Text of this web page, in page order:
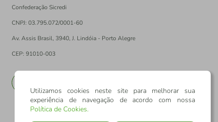
Confederação Sicredi
CNPJ: 03.795.072/0001-60
Av. Assis Brasil, 3940, J. Lindóia - Porto Alegre
CEP: 91010-003
Utilizamos cookies neste site para melhorar sua
experiência de navegação de acordo com nossa
Política de Cookies.